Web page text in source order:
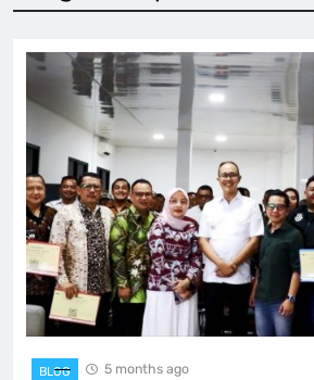
BLOG 5 months ago